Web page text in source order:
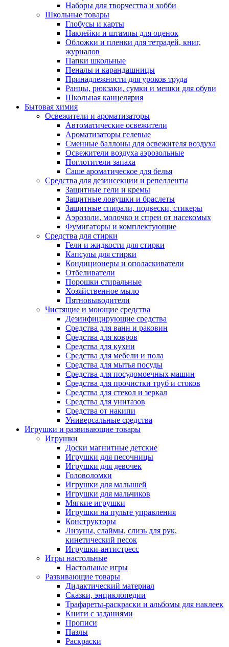
Наборы для творчества и хобби
Школьные товары
Глобусы и карты
Наклейки и штампы для оценок
Обложки и пленки для тетрадей, книг,
журналов
Папки школьные
Пеналы и карандашницы
Принадлежности для уроков труда
Ранцы, рюкзаки, сумки и мешки для обуви
Школьная канцелярия
Бытовая химия
Освежители и ароматизаторы
Автоматические освежители
Ароматизаторы гелевые
Сменные баллоны для освежителя воздуха
Освежители воздуха аэрозольные
Поглотители запаха
Саше ароматическое для белья
Средства для дезинсекции и репелленты
Защитные гели и кремы
Защитные ловушки и браслеты
Защитные спирали, подвески, стикеры
Аэрозоли, молочко и спреи от насекомых
Фумигаторы и комплектующие
Средства для стирки
Гели и жидкости для стирки
Капсулы для стирки
Кондиционеры и ополаскиватели
Отбеливатели
Порошки стиральные
Хозяйственное мыло
Пятновыводители
Чистящие и моющие средства
Дезинфицирующие средства
Средства для ванн и раковин
Средства для ковров
Средства для кухни
Средства для мебели и пола
Средства для мытья посуды
Средства для посудомоечных машин
Средства для прочистки труб и стоков
Средства для стекол и зеркал
Средства для унитазов
Средства от накипи
Универсальные средства
Игрушки и развивающие товары
Игрушки
Доски магнитные детские
Игрушки для песочницы
Игрушки для девочек
Головоломки
Игрушки для малышей
Игрушки для мальчиков
Мягкие игрушки
Игрушки на пульте управления
Конструкторы
Лизуны, слаймы, слизь для рук,
кинетический песок
Игрушки-антистресс
Игры настольные
Настольные игры
Развивающие товары
Дидактический материал
Сказки, энциклопедии
Трафареты-раскраски и альбомы для наклеек
Книги с заданиями
Прописи
Пазлы
Раскраски